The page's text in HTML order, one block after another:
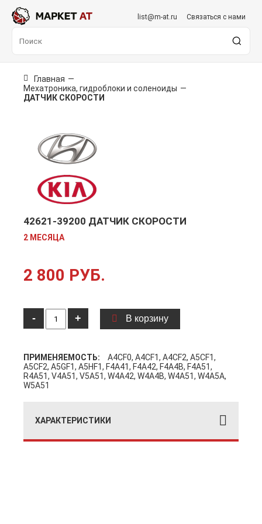
list@m-at.ru Связаться с нами
Главная —
Мехатроника, гидроблоки и соленоиды —
ДАТЧИК СКОРОСТИ
42621-39200 ДАТЧИК СКОРОСТИ
2 МЕСЯЦА
2 800 РУБ.
- + В корзину
ПРИМЕНЯЕМОСТЬ:
A4CF0, A4CF1, A4CF2, A5CF1,
A5CF2, A5GF1, A5HF1, F4A41, F4A42, F4A4B, F4A51,
R4A51, V4A51, V5A51, W4A42, W4A4B, W4A51, W4A5A,
W5A51
ХАРАКТЕРИСТИКИ